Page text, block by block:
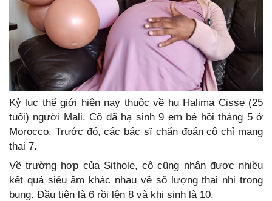
Kỷ lục thế giới hiện nay thuộc về hụ Halima Cisse (25
tuổi) người Mali. Cô đã hạ sinh 9 em bé hồi tháng 5 ở
Morocco. Trước đó, các bác sĩ chẩn đoán cô chỉ mang
thai 7.
Về trường hợp của Sithole, cô cũng nhận được nhiều
kết quả siêu âm khác nhau về sô lượng thai nhi trong
bụng. Đầu tiên là 6 rồi lên 8 và khi sinh là 10.